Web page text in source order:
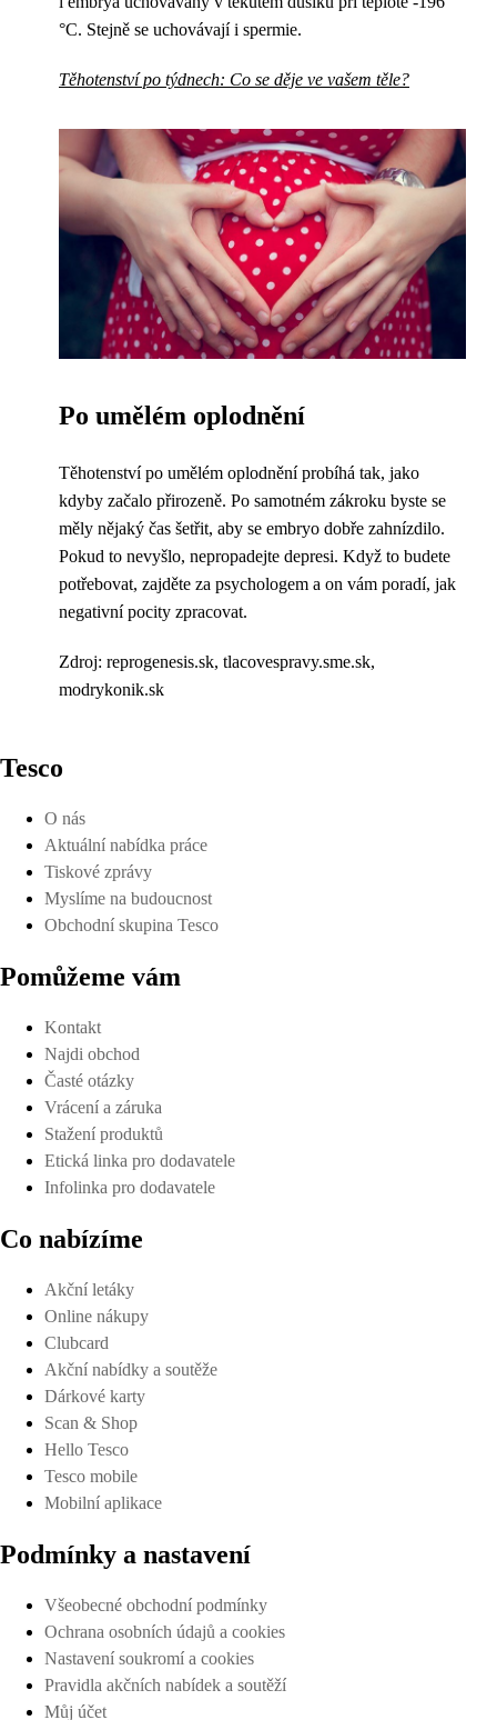
°C. Stejně se uchovávají i spermie.
Těhotenství po týdnech: Co se děje ve vašem těle?
Po umělém oplodnění
Těhotenství po umělém oplodnění probíhá tak, jako
kdyby začalo přirozeně. Po samotném zákroku byste se
měly nějaký čas šetřit, aby se embryo dobře zahnízdilo.
Pokud to nevyšlo, nepropadejte depresi. Když to budete
potřebovat, zajděte za psychologem a on vám poradí, jak
negativní pocity zpracovat.
Zdroj: reprogenesis.sk, tlacovespravy.sme.sk,
modrykonik.sk
Tesco
O nás
Aktuální nabídka práce
Tiskové zprávy
Myslíme na budoucnost
Obchodní skupina Tesco
Pomůžeme vám
Kontakt
Najdi obchod
Časté otázky
Vrácení a záruka
Stažení produktů
Etická linka pro dodavatele
Infolinka pro dodavatele
Co nabízíme
Akční letáky
Online nákupy
Clubcard
Akční nabídky a soutěže
Dárkové karty
Scan & Shop
Hello Tesco
Tesco mobile
Mobilní aplikace
Podmínky a nastavení
Všeobecné obchodní podmínky
Ochrana osobních údajů a cookies
Nastavení soukromí a cookies
Pravidla akčních nabídek a soutěží
Můj účet